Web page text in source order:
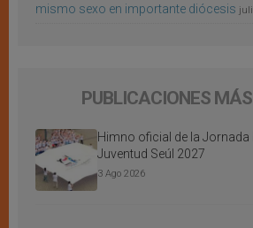
mismo sexo en importante diócesis
PUBLICACIONES
Himno oficial de la Jornada
Juventud Seúl 2027
3 Ago 2026